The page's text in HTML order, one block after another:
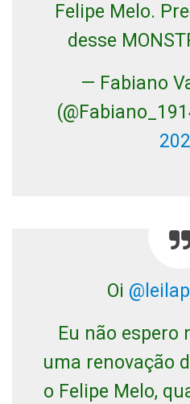
Felipe Melo.
desse
— Fabiano
Oi
Eu não espero
uma renovação
o Felipe Melo,